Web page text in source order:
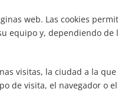
web. Las cookies
equipo y, dependiendo
visitas, la ciudad a la
de visita, el navegador o